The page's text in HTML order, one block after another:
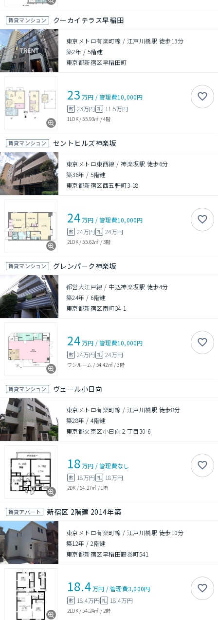
賃貸マンション クーカイテラス早稲田
東京メトロ有楽町線 / 江戸川橋駅 徒歩13分
築2年 / 5階建
東京都新宿区早稲田町
23 万円 /管理費10,000円
敷 23万円 礼 11.5万円
1LDK/55.93㎡ /4階
賃貸マンション セントヒルズ神楽坂
東京メトロ東西線 / 神楽坂駅 徒歩6分
築36年 /5階建
東京都新宿区西五軒町3-18
24万円 /管理費10,000円
敷 24万円 礼 24万円
2LDK/55.62㎡ /3階
賃貸マンション グレンパーク神楽坂
都営大江戸線 / 牛込神楽坂駅 徒歩4分
築24年 / 6階建
東京都新宿区南町34-1
24万円 /管理費10,000円
敷 24万円 礼 24万円
ワンルーム / 54.42㎡/3階
賃貸マンション ヴェール小日向
東京メトロ有楽町線 / 江戸川橋駅 徒歩8分
築28年 /4階建
東京都文京区小日向２丁目30-6
18万円 /管理費なし
敷 18万円 礼 18万円
2DK /54.27㎡ / 1階
賃貸アパート 新宿区 2階建 2014年築
東京メトロ有楽町線 / 江戸川橋駅 徒歩10分
築12年 /2階建
東京都新宿区早稲田鶴巻町541
18.4万円 /管理費3,000円
敷 18.4万円 礼 18.4万円
2LDK/54.24㎡ / 2階